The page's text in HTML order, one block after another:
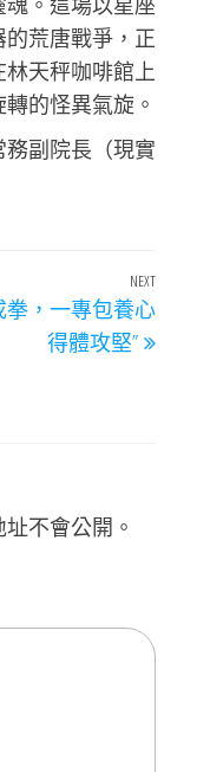
荒唐戰爭，正
天秤咖啡館上
的怪異氣旋。
副院長（現實
Next
Post
NEXT
拳，一專包養心
得體攻堅”
不會公開。